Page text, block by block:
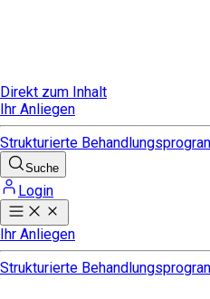
Direkt zum Inhalt
Ihr Anliegen
Strukturierte
Suche
Login
Ihr Anliegen
Strukturierte